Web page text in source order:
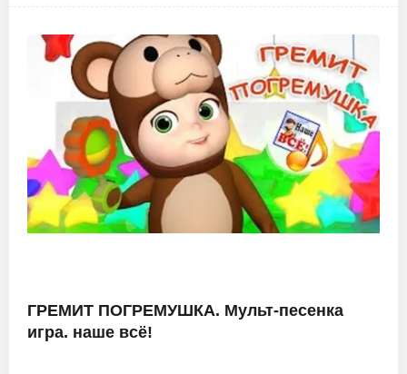
ГРЕМИТ ПОГРЕМУШКА. Мульт-песенка
игра. наше всё!